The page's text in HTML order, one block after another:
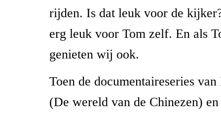
rijden. Is dat leuk voor de
erg leuk voor Tom zelf. En als
genieten wij ook.
Toen de documentaireseries
(De wereld van de Chinezen)